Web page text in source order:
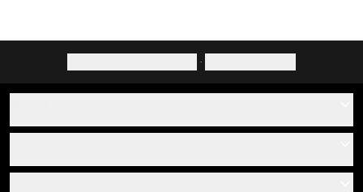
·
Chi siamo